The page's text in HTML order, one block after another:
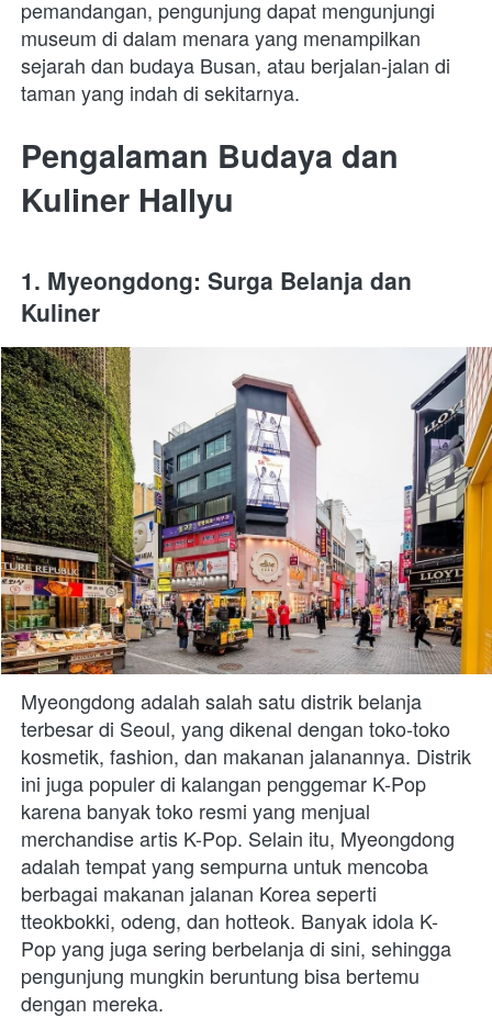
pemandangan, pengunjung dapat mengunjungi
museum di dalam menara yang menampilkan
sejarah dan budaya Busan, atau berjalan-jalan di
taman yang indah di sekitarnya.
Pengalaman Budaya dan
Kuliner Hallyu
1. Myeongdong: Surga Belanja dan
Kuliner
Myeongdong adalah salah satu distrik belanja
terbesar di Seoul, yang dikenal dengan toko-toko
kosmetik, fashion, dan makanan jalanannya. Distrik
ini juga populer di kalangan penggemar K-Pop
karena banyak toko resmi yang menjual
merchandise artis K-Pop. Selain itu, Myeongdong
adalah tempat yang sempurna untuk mencoba
berbagai makanan jalanan Korea seperti
tteokbokki, odeng, dan hotteok. Banyak idola K-
Pop yang juga sering berbelanja di sini, sehingga
pengunjung mungkin beruntung bisa bertemu
dengan mereka.